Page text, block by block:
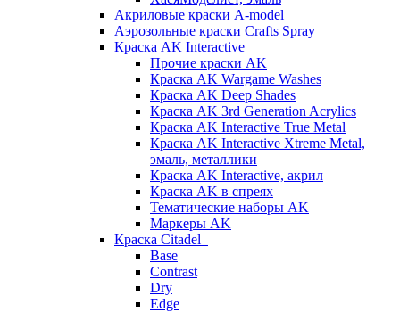
Акриловые краски A-model
Аэрозольные краски Crafts Spray
Краска AK Interactive
Прочие краски AK
Краска AK Wargame Washes
Краска AK Deep Shades
Краска AK 3rd Generation Acrylics
Краска AK Interactive True Metal
Краска AK Interactive Xtreme Metal,
эмаль, металлики
Краска AK Interactive, акрил
Краска AK в спреях
Тематические наборы AK
Маркеры AK
Краска Citadel
Base
Contrast
Dry
Edge